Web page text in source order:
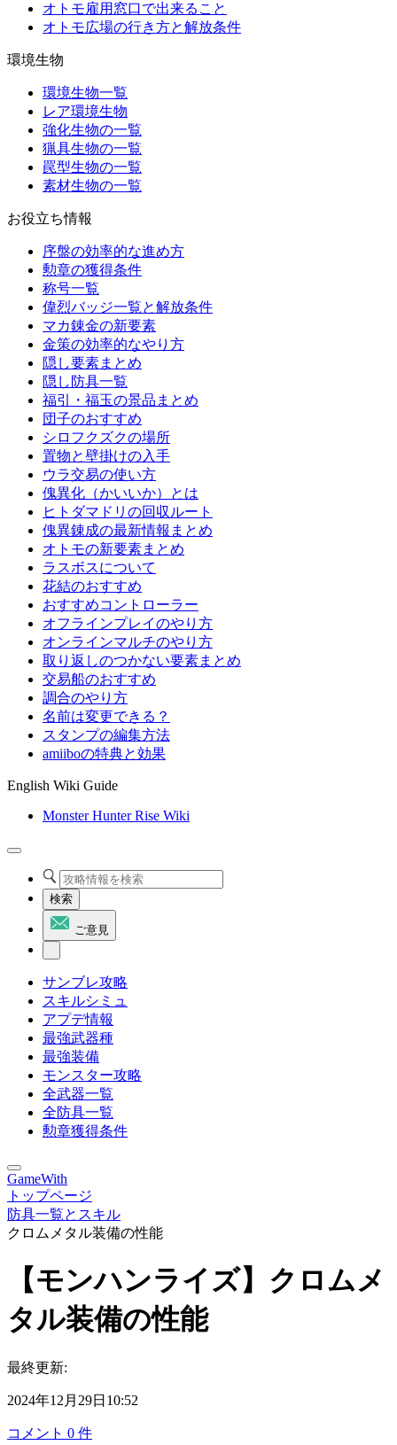
オトモ雇用窓口で出来ること
オトモ広場の行き方と解放条件
環境生物
環境生物一覧
レア環境生物
強化生物の一覧
猟具生物の一覧
罠型生物の一覧
素材生物の一覧
お役立ち情報
序盤の効率的な進め方
勲章の獲得条件
称号一覧
偉烈バッジ一覧と解放条件
マカ錬金の新要素
金策の効率的なやり方
隠し要素まとめ
隠し防具一覧
福引・福玉の景品まとめ
団子のおすすめ
シロフクズクの場所
置物と壁掛けの入手
ウラ交易の使い方
傀異化（かいいか）とは
ヒトダマドリの回収ルート
傀異錬成の最新情報まとめ
オトモの新要素まとめ
ラスボスについて
花結のおすすめ
おすすめコントローラー
オフラインプレイのやり方
オンラインマルチのやり方
取り返しのつかない要素まとめ
交易船のおすすめ
調合のやり方
名前は変更できる？
スタンプの編集方法
amiiboの特典と効果
English Wiki Guide
Monster Hunter Rise Wiki
検索
ご意見
サンブレ攻略
スキルシミュ
アプデ情報
最強武器種
最強装備
モンスター攻略
全武器一覧
全防具一覧
勲章獲得条件
GameWith
トップページ
防具一覧とスキル
クロムメタル装備の性能
【モンハンライズ】クロムメ
タル装備の性能
最終更新:
2024年12月29日10:52
コメント 0 件